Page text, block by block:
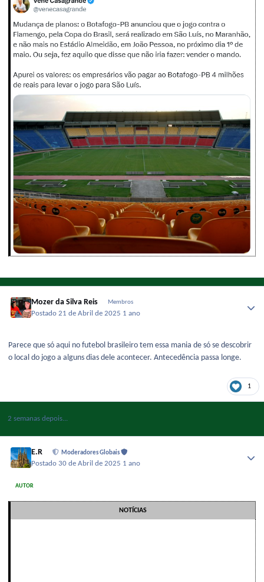
Mozer da Silva Reis Membros
Postado21 de Abril de 2025 1 ano
Parece que só aqui no futebol brasileiro tem essa mania de só se descobrir
o local do jogo a alguns dias dele acontecer. Antecedência passa longe.
1
2 semanas depois...
E.R Moderadores Globais
Postado 30 de Abril de 2025 1 ano
AUTOR
NOTÍCIAS